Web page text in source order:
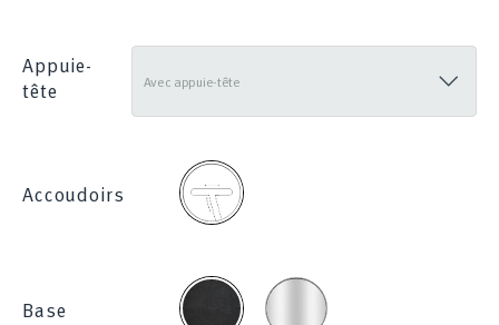
Appuie-
tête
Accoudoirs
2D
Base
Noire Chromée